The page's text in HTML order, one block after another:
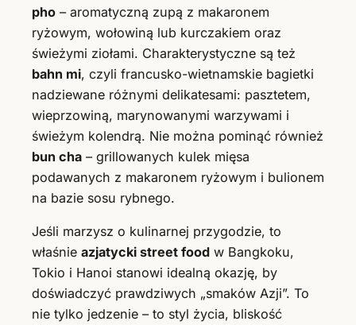
pho – aromatyczną zupą z makaronem
ryżowym, wołowiną lub kurczakiem oraz
świeżymi ziołami. Charakterystyczne są też
bahn mi, czyli francusko-wietnamskie bagietki
nadziewane różnymi delikatesami: pasztetem,
wieprzowiną, marynowanymi warzywami i
świeżym kolendrą. Nie można pominąć również
bun cha – grillowanych kulek mięsa
podawanych z makaronem ryżowym i bulionem
na bazie sosu rybnego.
Jeśli marzysz o kulinarnej przygodzie, to
właśnie azjatycki street food w Bangkoku,
Tokio i Hanoi stanowi idealną okazję, by
doświadczyć prawdziwych „smaków Azji”. To
nie tylko jedzenie – to styl życia, bliskość